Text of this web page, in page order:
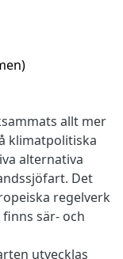
allt mer
klimatpolitiska
alternativa
Det
regelverk
sär- och
utvecklas